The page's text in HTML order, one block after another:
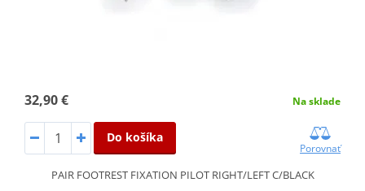
32,90 € Na sklade
Do košíka
Porovnať
PAIR FOOTREST FIXATION PILOT RIGHT/LEFT C/BLACK